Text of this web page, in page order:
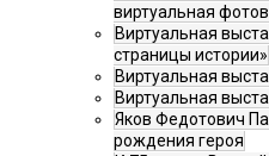
виртуальная
Виртуальная
страницы истории»
Виртуальная
Виртуальная
Яков Федотович
рождения героя